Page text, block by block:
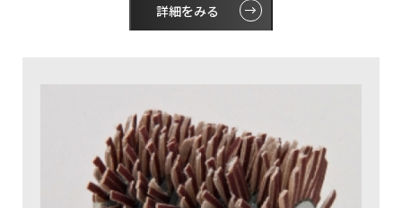
詳細をみる